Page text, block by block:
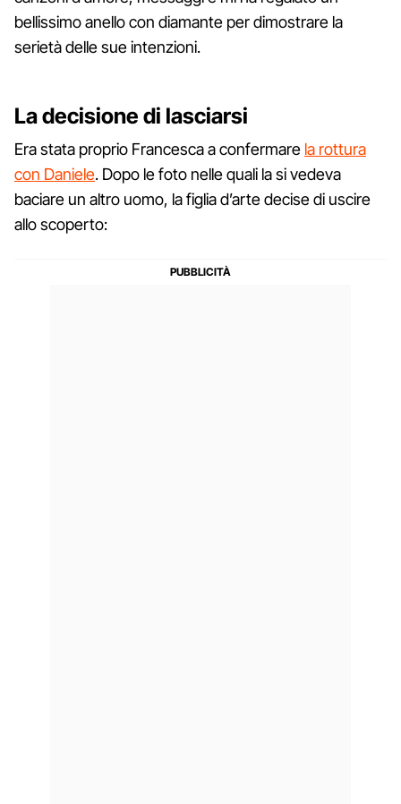
bellissimo anello con diamante per dimostrare la
serietà delle sue intenzioni.
La decisione di lasciarsi
Era stata proprio Francesca a confermare la rottura
con Daniele. Dopo le foto nelle quali la si vedeva
baciare un altro uomo, la figlia d’arte decise di uscire
allo scoperto: